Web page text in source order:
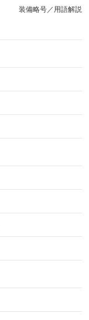
装備略号／用語解説